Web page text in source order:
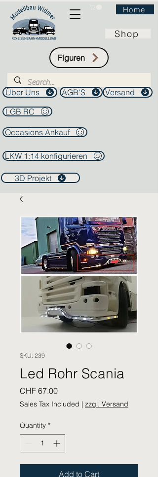
Home
Shop
Figuren
Über Uns AGB'S
Versand
LGB RC
Occasions Ankauf
LKW 1:14 konfigurieren
3D Projekt
SKU: 239
Led Rohr Scania
CHF 67.00Price
Sales Tax Included | zzgl. Versand
Quantity *
Add to Cart